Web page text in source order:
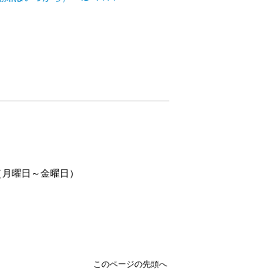
曜日～金曜日）
このページの先頭へ